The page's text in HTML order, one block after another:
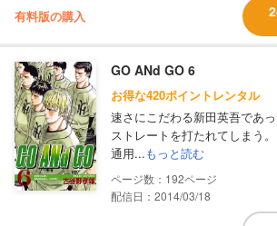
有料版の購入
GO ANd GO 6
お得な420ポイントレンタル
速さにこだわる新田英吾であ
ストレートを打たれてしまう
通用...もっと読む
192
配信日：2014/03/18